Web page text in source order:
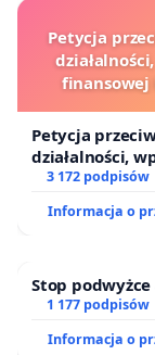
Petycja
finansowej
Petycja
działalności,
finansowej
3 172 podpisów
Informacja o
Stop
1 177 podpisów
Informacja o